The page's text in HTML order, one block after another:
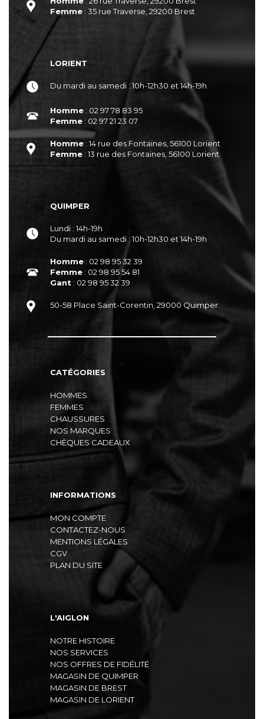
Femme : 35 rue Traverse, 29200 Brest
LORIENT
Du mardi au samedi : 10h-12h30 et 14h-19h
Homme : 02 97 78 83 95
Femme : 02 97 21 23 07
Homme : 14 rue des Fontaines, 56100 Lorient
Femme : 13 rue des Fontaines, 56100 Lorient
QUIMPER
Lundi : 14h-19h
Du mardi au samedi : 10h-12h30 et 14h-19h
Homme : 02 98 95 32 39
Femme : 02 98 95 54 81
Gant : 02 98 95 32 39
50-58 Place Saint-Corentin, 29000 Quimper
CATÉGORIES
HOMMES
FEMMES
CHAUSSURES
NOS MARQUES
CHÈQUES CADEAUX
INFORMATIONS
MON COMPTE
CONTACTEZ-NOUS
MENTIONS LÉGALES
CGV
PLAN DU SITE
L'AIGLON
NOTRE HISTOIRE
NOS SERVICES
NOS OFFRES DE FIDÉLITÉ
MAGASIN DE QUIMPER
MAGASIN DE BREST
MAGASIN DE LORIENT